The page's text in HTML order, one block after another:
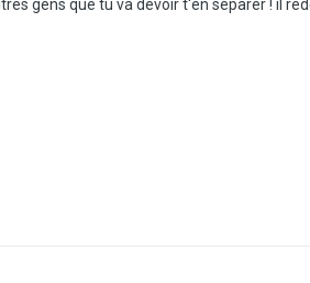
gens que tu va devoir t'en séparer ! il